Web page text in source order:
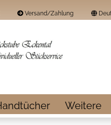
Versand/Zahlung
Passwort
Weitere